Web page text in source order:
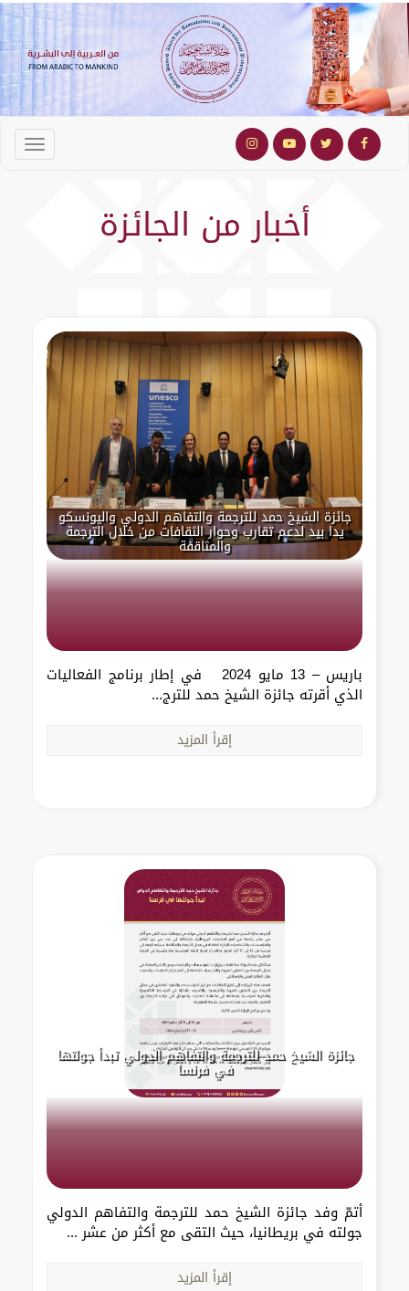
أخبار من الجائزة
جائزة الشيخ حمد للترجمة والتفاهم الدولي واليونسكو
يدا بيد لدعم تقارب وحوار الثقافات من خلال الترجمة
والمثاقفة
باريس – 13 مايو 2024 في إطار برنامج الفعاليات
الذي أقرته جائزة الشيخ حمد للترج...
إقرأ المزيد
جائزة الشيخ حمد للترجمة والتفاهم الدولي تبدأ جولتها
في فرنسا
أتمّ وفد جائزة الشيخ حمد للترجمة والتفاهم الدولي
جولته في بريطانيا، حيث التقى مع أكثر من عشر ...
إقرأ المزيد